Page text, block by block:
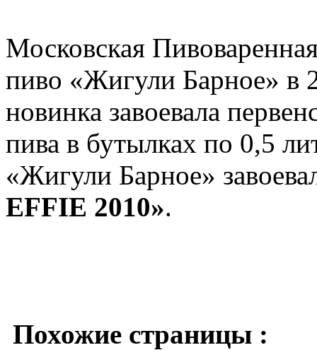
Московская
пиво «Жигули Барное» в
новинка завоевала
пива в бутылках по 0,5
«Жигули Барное»
EFFIE 2010».
Похожие страницы :